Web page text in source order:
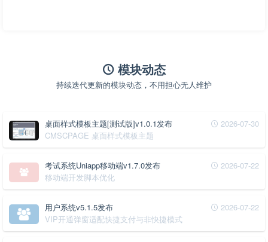
模块动态
持续迭代更新的模块动态，不用担心无人维护
2026-07-30
桌面样式模板主题[测试版]v1.0.1发布
CMSCPAGE 桌面样式模板主题
2026-07-22
考试系统Uniapp移动端v1.7.0发布
移动端开发脚本优化
2026-07-22
用户系统v5.1.5发布
VIP开通弹窗适配快捷支付与非快捷模式